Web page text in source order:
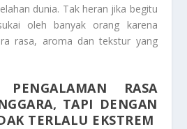
dunia. Tak heran jika begitu
oleh banyak orang karena
rasa, aroma dan tekstur yang
PENGALAMAN RASA
TAPI DENGAN
TERLALU EKSTREM